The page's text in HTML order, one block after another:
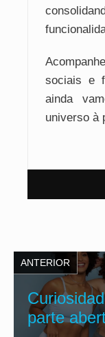
sociais e
ainda
universo à
ANTERIOR
parte